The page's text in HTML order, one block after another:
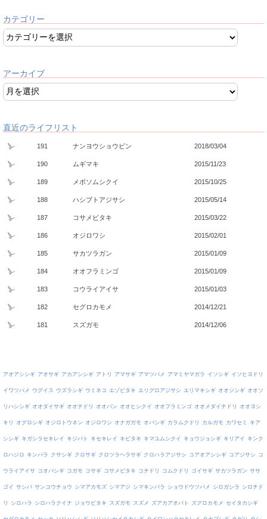
カテゴリー
アーカイブ
直近のライフリスト
191 ナンヨウショウビン 2018/03/04
190 ムギマキ 2015/11/23
189 メボソムシクイ 2015/10/25
188 ハシブトアジサシ 2015/05/14
187 コサメビタキ 2015/03/22
186 オジロワシ 2015/02/01
185 サカツラガン 2015/01/09
184 オオフラミンゴ 2015/01/09
183 コウライアイサ 2015/01/03
182 セグロカモメ 2014/12/21
181 スズガモ 2014/12/06
アオアシシギ アオサギ アカアシシギ アトリ アマサギ アマツバメ アマミヤマガラ イソシギ イソヒヨドリ
イワツバメ ウグイス ウズラシギ ウミネコ エゾビタキ エリグロアジサシ エリマキシギ オオジシギ オオソ
リハシシギ オオダイサギ オオチドリ オオバン オオヒシクイ オオフラミンゴ オオメダイチドリ オオヨシ
キリ オグロシギ オジロトウネン オジロワシ オナガガモ オバシギ カラムクドリ カルガモ カワセミ キア
シシギ キガシラセキレイ キジバト キセキレイ キビタキ キマユムシクイ キョウジョシギ キリアイ キンク
ロハジロ キンパラ クサシギ クロサギ クロツラヘラサギ クロハラアジサシ コアオアシシギ コアジサシ コ
ウライアイサ コオバシギ コガモ コサギ コサメビタキ コチドリ コムクドリ ゴイサギ サカツラガン ササ
ゴイ サシバ サンコウチョウ シマアカモズ シマアジ シマキンパラ ショウドウツバメ シロガシラ シロチド
リ シロハラ シロハラクイナ ジョウビタキ スズガモ スズメ ズアカアオバト ズグロカモメ セイタカシギ